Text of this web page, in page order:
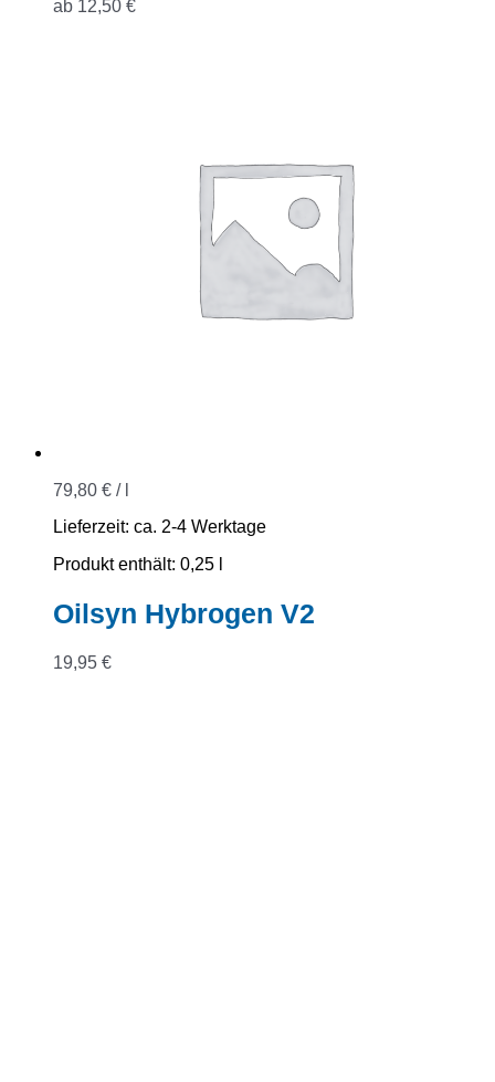
ab 12,50 €
79,80 € /
Lieferzeit: ca. 2-4 Werktage
Produkt enthält: 0,25
Oilsyn Hybrogen V2
19,95 €